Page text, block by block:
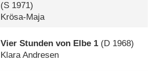
(S 1971)
Krösa-Maja
Vier Stunden von Elbe 1 (D 1968)
Klara Andresen